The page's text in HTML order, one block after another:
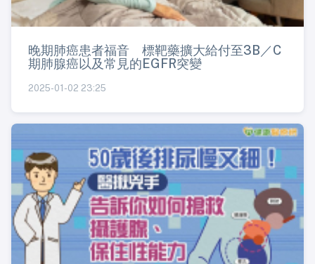
晚期肺癌患者福音 標靶藥擴大給付至3B／C
期肺腺癌以及常見的EGFR突變
2025-01-02 23:25